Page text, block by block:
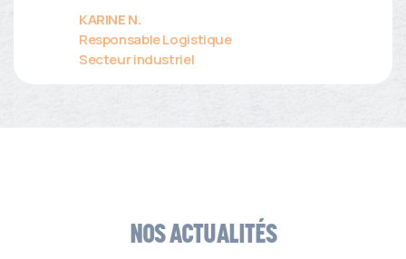
KARINE N.
Responsable Logistique
Secteur industriel
NOS ACTUALITÉS